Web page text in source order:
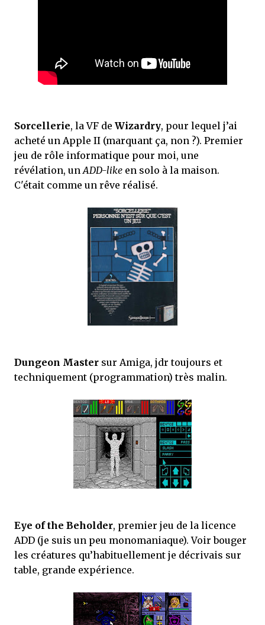
Sorcellerie, la VF de Wizardry, pour lequel j’ai
acheté un Apple II (marquant ça, non ?). Premier
jeu de rôle informatique pour moi, une
révélation, unADD-like en solo à la maison.
C'était comme un rêve réalisé.
Dungeon Master sur Amiga, jdr toujours et
techniquement (programmation) très malin.
Eye of the Beholder, premier jeu de la licence
ADD (je suis un peu monomaniaque). Voir bouger
les créatures qu’habituellement je décrivais sur
table, grande expérience.